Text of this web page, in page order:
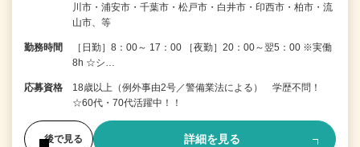
川市・浦安市・千葉市・松戸市・白井市・印西市・柏市・流
山市、等
勤務時間
［日勤］8：00～ 17：00 ［夜勤］20：00～翌5：00 ※実働
8h ☆シ…
応募資格
18歳以上（例外事由2号／警備業法による） 学歴不問！
☆60代・70代活躍中！！
後で見る 詳細を見る